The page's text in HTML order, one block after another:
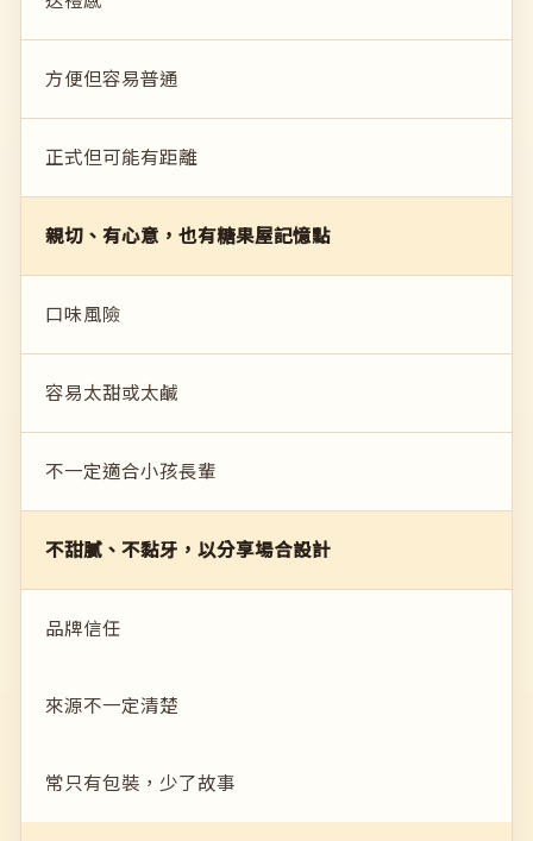
方便但容易普通
正式但可能有距離
親切、有心意，也有糖果屋記憶點
口味風險
容易太甜或太鹹
不一定適合小孩長輩
不甜膩、不黏牙，以分享場合設計
品牌信任
來源不一定清楚
常只有包裝，少了故事